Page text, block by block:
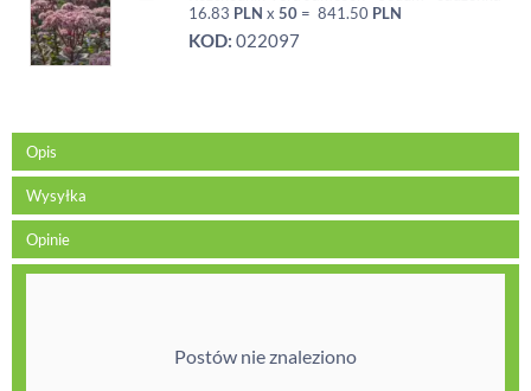
16.83 PLN x 50 = 841.50 PLN
KOD: 022097
Opis
Wysyłka
Opinie
Postów nie znaleziono